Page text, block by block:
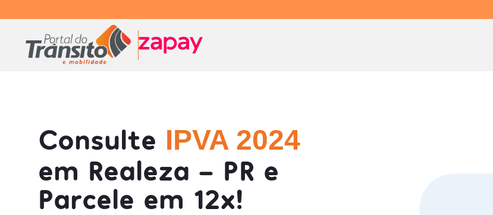
Consulte IPVA 2024
em Realeza - PR e
Parcele em 12x!